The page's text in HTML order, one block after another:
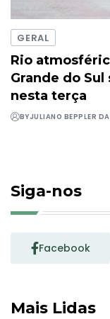
GERAL
Rio
Grande do
nesta terça
BYJULIANO BEPPLER
Siga-nos
Facebook
Mais Lidas